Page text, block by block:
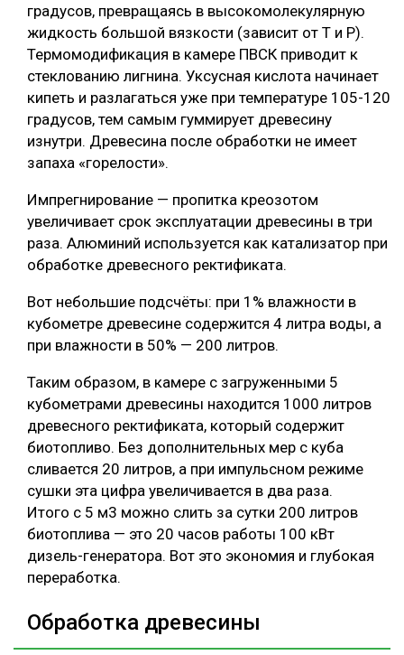
градусов, превращаясь в высокомолекулярную
жидкость большой вязкости (зависит от Т и Р).
Термомодификация в камере ПВСК приводит к
стеклованию лигнина. Уксусная кислота начинает
кипеть и разлагаться уже при температуре 105-120
градусов, тем самым гуммирует древесину
изнутри. Древесина после обработки не имеет
запаха «горелости».
Импрегнирование — пропитка креозотом
увеличивает срок эксплуатации древесины в три
раза. Алюминий используется как катализатор при
обработке древесного ректификата.
Вот небольшие подсчёты: при 1% влажности в
кубометре древесине содержится 4 литра воды, а
при влажности в 50% — 200 литров.
Таким образом, в камере с загруженными 5
кубометрами древесины находится 1000 литров
древесного ректификата, который содержит
биотопливо. Без дополнительных мер с куба
сливается 20 литров, а при импульсном режиме
сушки эта цифра увеличивается в два раза.
Итого с 5 м3 можно слить за сутки 200 литров
биотоплива — это 20 часов работы 100 кВт
дизель-генератора. Вот это экономия и глубокая
переработка.
Обработка древесины